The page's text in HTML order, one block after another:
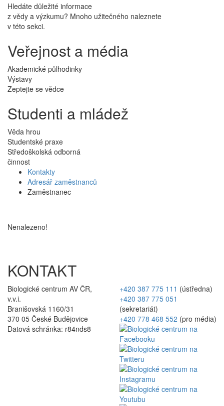
Hledáte důležité informace
z vědy a výzkumu? Mnoho užitečného naleznete
v této sekci.
Veřejnost a média
Akademické půlhodinky
Výstavy
Zeptejte se vědce
Studenti a mládež
Věda hrou
Studentské praxe
Středoškolská odborná
činnost
Kontakty
Adresář zaměstnanců
Zaměstnanec
Nenalezeno!
KONTAKT
Biologické centrum AV ČR,
v.v.i.
Branišovská 1160/31
370 05 České Budějovice
Datová schránka: r84nds8
+420 387 775 111 (ústředna)
+420 387 775 051
(sekretariát)
+420 778 468 552 (pro média)